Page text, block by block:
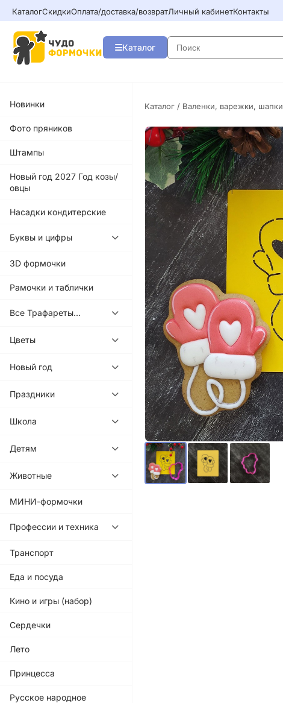
КаталогСкидкиОплата/доставка/возвратЛичный кабинетКонтакты
Каталог
Новинки
Фото пряников
Штампы
Новый год 2027 Год козы/
овцы
Насадки кондитерские
Буквы и цифры
3D формочки
Рамочки и таблички
Все Трафареты...
Цветы
Новый год
Праздники
Школа
Детям
Животные
МИНИ-формочки
Профессии и техника
Транспорт
Еда и посуда
Кино и игры (набор)
Сердечки
Лето
Принцесса
Русское народное
Каталог / Валенки, варежки, шапки